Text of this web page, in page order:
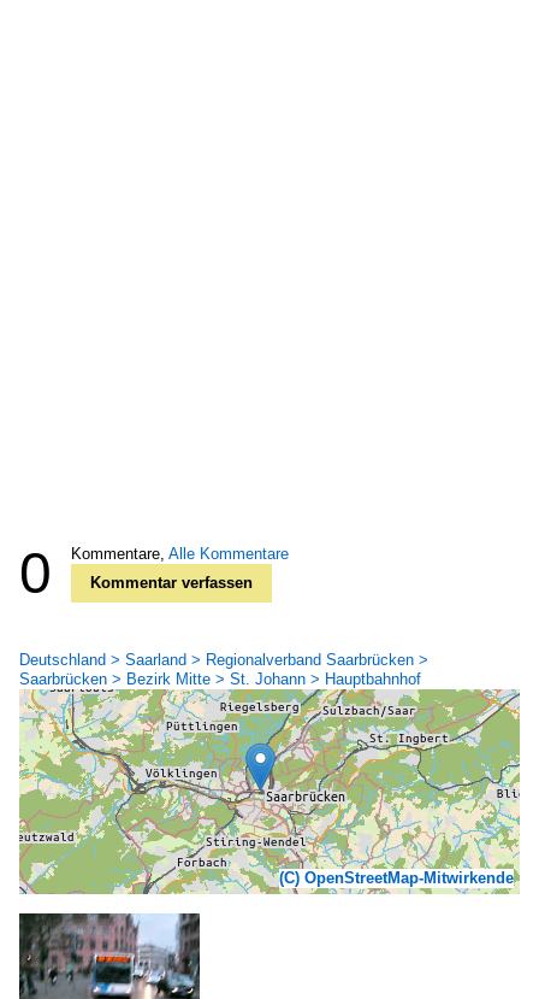
0 Kommentare, Alle Kommentare
Kommentar verfassen
Deutschland > Saarland > Regionalverband Saarbrücken >
Saarbrücken > Bezirk Mitte > St. Johann > Hauptbahnhof
(C) OpenStreetMap-Mitwirkende